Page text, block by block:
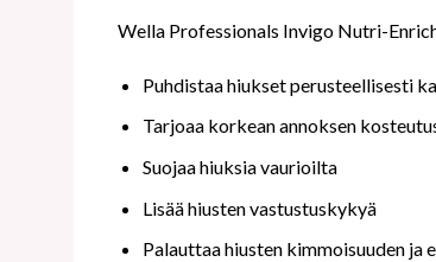
Wella Professionals Invigo Nutri-
Puhdistaa hiukset perusteellisesti
Tarjoaa korkean annoksen
Suojaa hiuksia vaurioilta
Lisää hiusten vastustuskykyä
Palauttaa hiusten kimmoisuuden ja